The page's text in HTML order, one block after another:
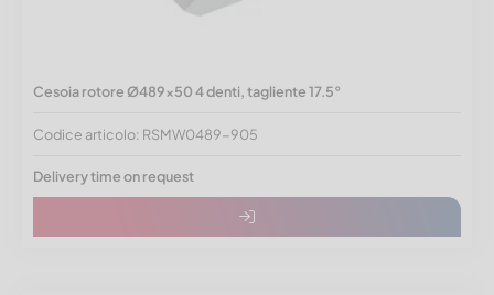
Cesoia rotore Ø489x50 4 denti, tagliente 17.5°
Codice articolo: RSMW0489-905
Delivery time on request